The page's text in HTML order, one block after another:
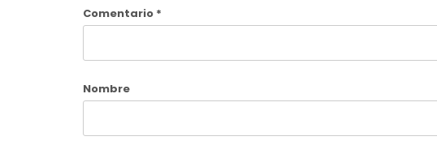
Comentario *
Nombre